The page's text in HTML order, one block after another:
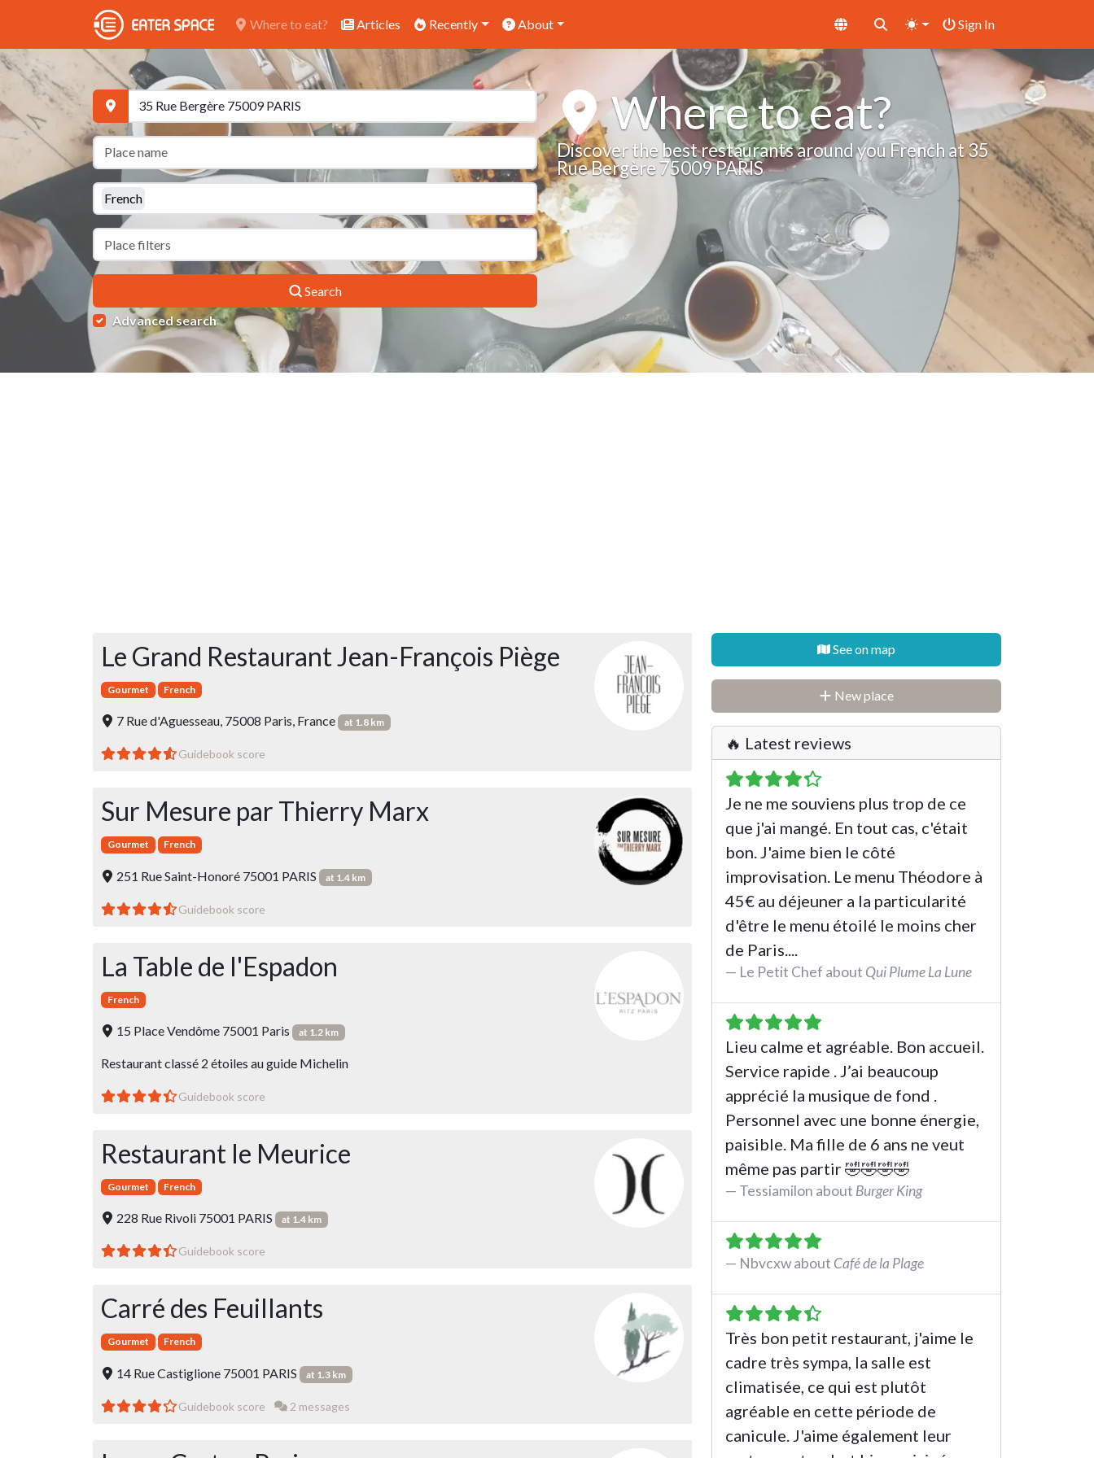
Where to eat? Articles Recently About Sign In
Where to eat?
Discover the best restaurants around you French at 35
Rue Bergère 75009 PARIS
French
Search
Advanced search
See on map
New place
🔥 Latest reviews
Je ne me souviens plus trop de ce
que j'ai mangé. En tout cas, c'était
bon. J'aime bien le côté
improvisation. Le menu Théodore à
45€ au déjeuner a la particularité
d'être le menu étoilé le moins cher
de Paris....
Le Petit Chef about Qui Plume La Lune
See the review
Lieu calme et agréable. Bon accueil.
Service rapide . J’ai beaucoup
apprécié la musique de fond .
Personnel avec une bonne énergie,
paisible. Ma fille de 6 ans ne veut
même pas partir 🤣🤣🤣🤣
Tessiamilon about Burger King
See the review
Nbvcxw about Café de la Plage
See the review
Très bon petit restaurant, j'aime le
cadre très sympa, la salle est
climatisée, ce qui est plutôt
agréable en cette période de
canicule. J'aime également leur
Le Grand Restaurant Jean-François Piège
Gourmet French
7 Rue d'Aguesseau, 75008 Paris, France at 1.8 km
Guidebook score
Sur Mesure par Thierry Marx
Gourmet French
251 Rue Saint-Honoré 75001 PARIS at 1.4 km
Guidebook score
La Table de l'Espadon
French
15 Place Vendôme 75001 Paris at 1.2 km
Restaurant classé 2 étoiles au guide Michelin
Guidebook score
Restaurant le Meurice
Gourmet French
228 Rue Rivoli 75001 PARIS at 1.4 km
Guidebook score
Carré des Feuillants
Gourmet French
14 Rue Castiglione 75001 PARIS at 1.3 km
Guidebook score 2 messages